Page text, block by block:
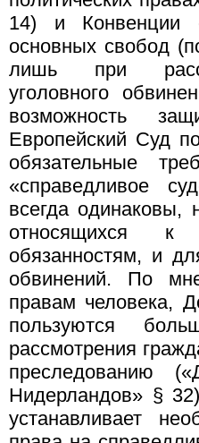
14) и Конвенции
основных свобод
лишь при
уголовного
возможность
Европейский Суд
обязательные
«справедливое
всегда одинаковы,
относящихся
обязанностям, и
обвинений. По
правам человека,
пользуются
рассмотрения
преследованию
Нидерландов» §
устанавливает